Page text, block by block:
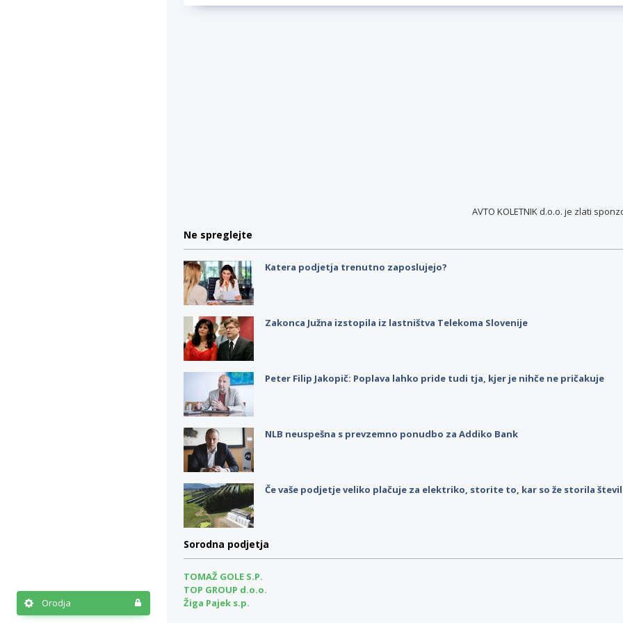
Orodja
AVTO KOLETNIK d.o.o. je zlati
Ne spreglejte
Katera podjetja trenutno zaposlujejo?
Zakonca Južna izstopila iz lastništva Telekoma Slovenije
Peter Filip Jakopič: Poplava lahko pride tudi tja, kjer je nihče ne pričakuje
NLB neuspešna s prevzemno ponudbo za Addiko Bank
Če vaše podjetje veliko plačuje za elektriko, storite to, kar so že storila
Sorodna podjetja
TOMAŽ GOLE S.P.
TOP GROUP d.o.o.
Žiga Pajek s.p.